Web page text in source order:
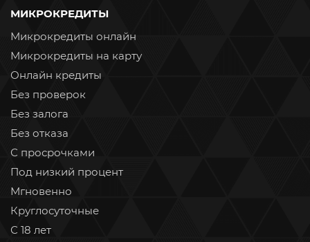
МИКРОКРЕДИТЫ
Микрокредиты онлайн
Микрокредиты на карту
Онлайн кредиты
Без проверок
Без залога
Без отказа
С просрочками
Под низкий процент
Мгновенно
Круглосуточные
С 18 лет